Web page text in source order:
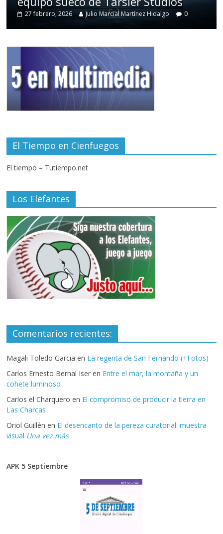
27 febrero, 2026 Julio Marcial Martínez Hidalgo 0
El Tiempo en Cienfuegos
El tiempo – Tutiempo.net
Los Elefantes
Comentarios recientes:
Magali Toledo Garcia en La regenta de San Fernando (+Fotos)
Carlos Ernesto Bernal Iser en Entre el mar, la montaña y un
cohete luminoso
Carlos el Charquero en El compromiso de producir la tierra en
Las Charcas
Oriol Guillén en El desencanto de la pereza curatorial: muestra
visual Una vez más
APK 5 Septiembre